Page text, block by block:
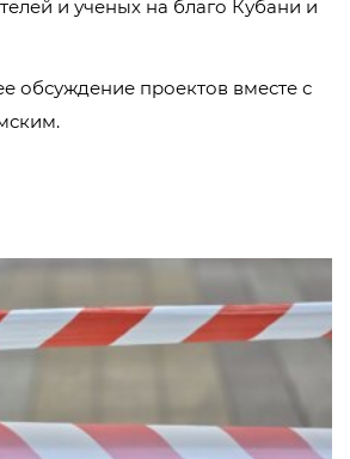
и ученых на благо Кубани и
обсуждение проектов вместе с